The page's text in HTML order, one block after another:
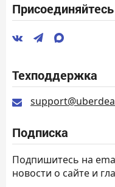
Присоединяйтесь
Техподдержка
Подписка
Подпишитесь на
новости о сайте и